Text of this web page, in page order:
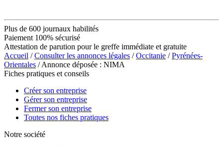
Plus de 600 journaux habilités
Paiement 100% sécurisé
Attestation de parution pour le greffe immédiate et gratuite
Accueil /Consulter les annonces légales /Occitanie /Pyrénées-
Orientales / Annonce déposée : NIMA
Fiches pratiques et conseils
Créer son entreprise
Gérer son entreprise
Fermer son entreprise
Toutes nos fiches pratiques
Notre société